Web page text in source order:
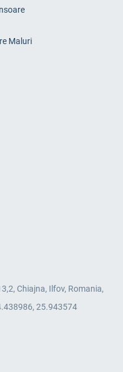
Maluri
Chiajna, Ilfov, Romania,
25.943574